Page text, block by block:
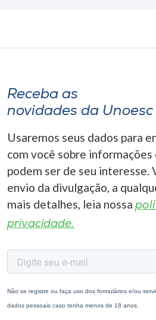
Receba as
novidades da Unoesc
Usaremos seus dados para
com você sobre
podem ser de seu interesse.
envio da divulgação, a
mais detalhes, leia nossa
privacidade.